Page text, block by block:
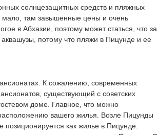
солнцезащитных средств и пляжных
мало, там завышенные цены и очень
в Абхазии, поэтому может статься, что за
аквашузы, потому что пляжи в Пицунде и ее
К сожалению, современных
существующий с советских
доме. Главное, что можно
вашего жилья. Возле Пицунды
позиционируется как жилье в Пицунде.